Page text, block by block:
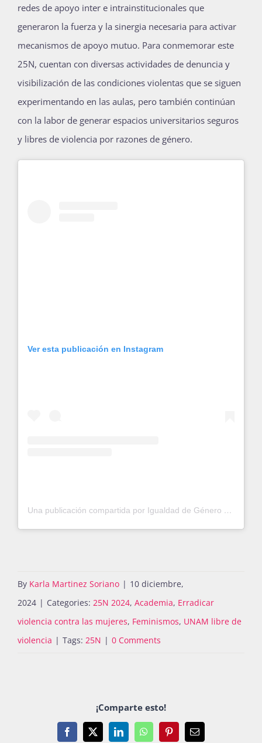
redes de apoyo inter e intrainstitucionales que
generaron la fuerza y la sinergia necesaria para activar
mecanismos de apoyo mutuo. Para conmemorar este
25N, cuentan con diversas actividades de denuncia y
visibilización de las condiciones violentas que se siguen
experimentando en las aulas, pero también continúan
con la labor de generar espacios universitarios seguros
y libres de violencia por razones de género.
Ver esta publicación en Instagram
Una publicación compartida por Igualdad de Género UNAM (@igualdadunam)
By Karla Martinez Soriano | 10 diciembre,
2024 | Categories: 25N 2024, Academia, Erradicar
violencia contra las mujeres, Feminismos, UNAM libre de
violencia | Tags: 25N | 0 Comments
¡Comparte esto!
Facebook
X LinkedInWhatsAppPinterestEmail